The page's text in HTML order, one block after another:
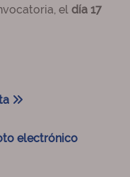
el día 17
electrónico